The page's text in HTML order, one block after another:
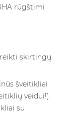
rūgštimi
skirtingų
šveitikliai
veidui!)
su